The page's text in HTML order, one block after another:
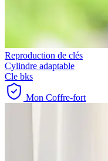
Reproduction de clés
Cylindre adaptable
Cle bks
Mon Coffre-fort